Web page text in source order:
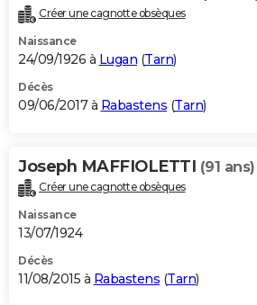
Créer une cagnotte obsèques
Naissance
24/09/1926 à Lugan (Tarn)
Décès
09/06/2017 à Rabastens (Tarn)
Joseph MAFFIOLETTI (91 ans)
Créer une cagnotte obsèques
Naissance
13/07/1924
Décès
11/08/2015 à Rabastens (Tarn)